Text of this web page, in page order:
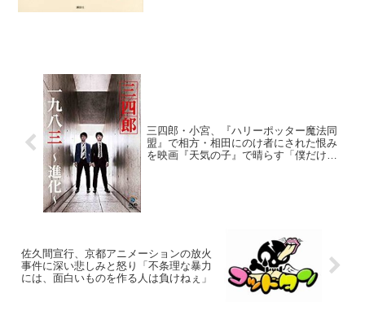
三四郎・小宮、『ハリーポッター魔法同
盟』で相方・相田にのけ者にされた恨み
を映画『天気の子』で晴らす「僕だけの
佐久間宣行、京都アニメーションの放火
事件に深い悲しみと怒り「不条理な暴力
には、面白いものを作る人は負けねぇ」